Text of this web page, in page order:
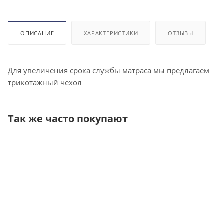
ОПИСАНИЕ ХАРАКТЕРИСТИКИ ОТЗЫВЫ
Для увеличения срока службы матраса мы предлагаем
трикотажный чехол
Так же часто покупают